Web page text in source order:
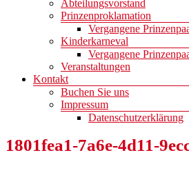
Abteilungsvorstand
Prinzenproklamation
Vergangene
Kinderkarneval
Vergangene
Veranstaltungen
Kontakt
Buchen Sie uns
Impressum
Datenschutzerklärung
1801fea1-7a6e-4d11-